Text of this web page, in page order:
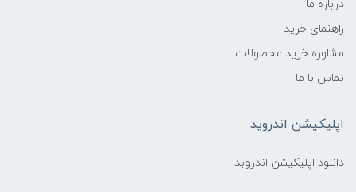
درباره ما
راهنمای خرید
مشاوره خرید محصولات
تماس با ما
اپلیکیشن اندروید
دانلود اپلیکیشن اندروبد